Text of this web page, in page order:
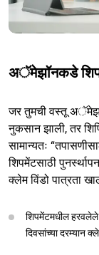
अॅमेझॉनकडे
जर तुमची वस्तू
नुकसान झाली, तर
सामान्यतः
शिपमेंटसाठी
क्लेम विंडो पात्रता
शिपमेंटमधील
दिवसांच्या दरम्यान